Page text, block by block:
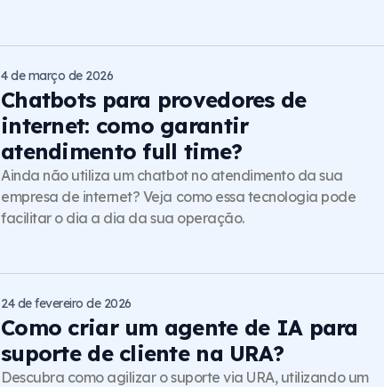
Chatbots para provedores de
internet: como garantir
atendimento full time?
4 de março de 2026
Ainda não utiliza um chatbot no atendimento da sua
empresa de internet? Veja como essa tecnologia pode
facilitar o dia a dia da sua operação.
Como criar um agente de IA para
suporte de cliente na URA?
24 de fevereiro de 2026
Descubra como agilizar o suporte via URA, utilizando um